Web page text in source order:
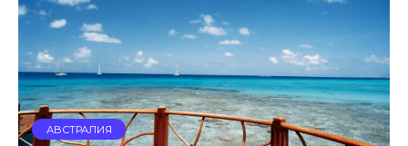
АВСТРАЛИЯ